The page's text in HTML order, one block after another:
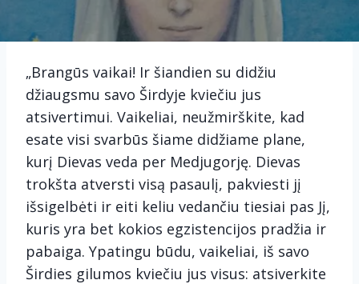
„Brangūs vaikai! Ir šiandien su didžiu
džiaugsmu savo Širdyje kviečiu jus
atsivertimui. Vaikeliai, neužmirškite, kad
esate visi svarbūs šiame didžiame plane,
kurį Dievas veda per Medjugorję. Dievas
trokšta atversti visą pasaulį, pakviesti jį
išsigelbėti ir eiti keliu vedančiu tiesiai pas Jį,
kuris yra bet kokios egzistencijos pradžia ir
pabaiga. Ypatingu būdu, vaikeliai, iš savo
Širdies gilumos kviečiu jus visus: atsiverkite